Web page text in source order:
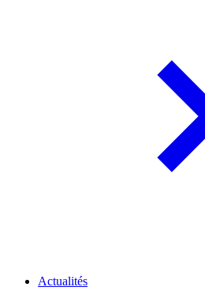
Actualités